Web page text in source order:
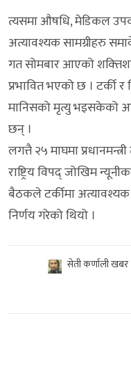
त्यसमा औषधि, मेडिकल
अत्यावश्यक सामग्रीहरु
गत सोमबार आएको
प्रभावित भएको छ । टर्की
मानिसको मृत्यु भइसकेको
छन् ।
लगत्तै २५ माघमा
राष्ट्रिय विपद् जोखिम
बैठकले टर्कीमा अत्यावश्यक
निर्णय गरेको थियो ।
सेती कर्णाली खबर